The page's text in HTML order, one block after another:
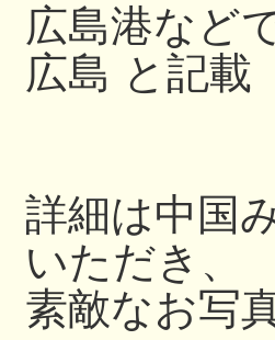
広島港など
広島 と記載
詳細は中国
いただき、
素敵なお写